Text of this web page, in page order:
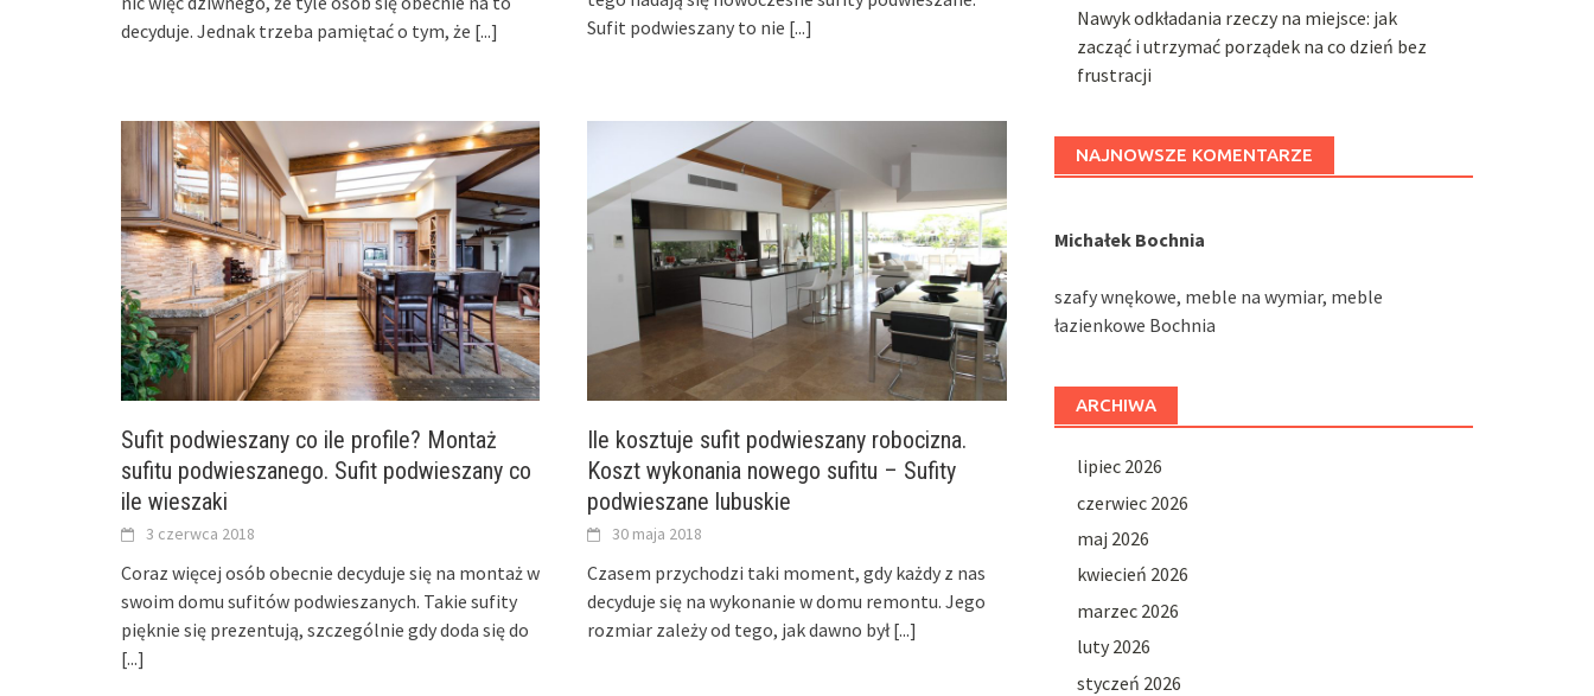
decyduje. Jednak trzeba pamiętać o tym, że [...]
Sufit podwieszany to nie [...]
Sufit podwieszany co ile profile? Montaż
sufitu podwieszanego. Sufit podwieszany co
ile wieszaki
3 czerwca 2018
Coraz więcej osób obecnie decyduje się na montaż w
swoim domu sufitów podwieszanych. Takie sufity
pięknie się prezentują, szczególnie gdy doda się do
[...]
Ile kosztuje sufit podwieszany robocizna.
Koszt wykonania nowego sufitu – Sufity
podwieszane lubuskie
30 maja 2018
Czasem przychodzi taki moment, gdy każdy z nas
decyduje się na wykonanie w domu remontu. Jego
rozmiar zależy od tego, jak dawno był[...]
Nawyk odkładania rzeczy na miejsce: jak
zacząć i utrzymać porządek na co dzień bez
frustracji
NAJNOWSZE KOMENTARZE
Michałek Bochnia
szafy wnękowe, meble na wymiar, meble
łazienkowe Bochnia
ARCHIWA
lipiec 2026
czerwiec 2026
maj 2026
kwiecień 2026
marzec 2026
luty 2026
styczeń 2026